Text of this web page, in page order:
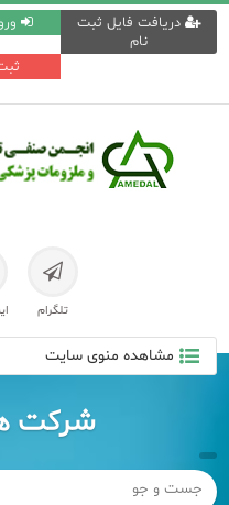
دریافت فایل ثبت
نام
تلگرام
مشاهده منوی سایت
شرکت